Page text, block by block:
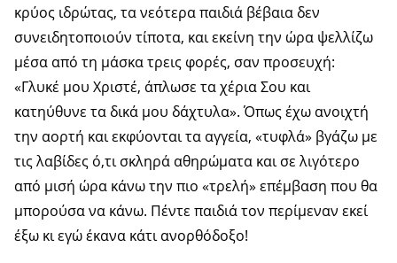
κρύος ιδρώτας, τα νεότερα παιδιά βέβαια δεν
συνειδητοποιούν τίποτα, και εκείνη την ώρα ψελλίζω
μέσα από τη μάσκα τρεις φορές, σαν προσευχή:
«Γλυκέ μου Χριστέ, άπλωσε τα χέρια Σου και
κατηύθυνε τα δικά μου δάχτυλα». Όπως έχω ανοιχτή
την αορτή και εκφύονται τα αγγεία, «τυφλά» βγάζω με
τις λαβίδες ό,τι σκληρά αθηρώματα και σε λιγότερο
από μισή ώρα κάνω την πιο «τρελή» επέμβαση που θα
μπορούσα να κάνω. Πέντε παιδιά τον περίμεναν εκεί
έξω κι εγώ έκανα κάτι ανορθόδοξο!